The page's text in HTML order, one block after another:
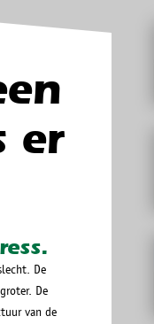
er
De
De
van de